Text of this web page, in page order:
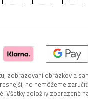
zobrazovaní obrázkov a
no nemôžeme
Všetky položky zobrazené